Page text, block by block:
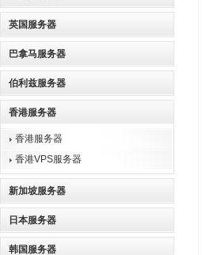
英国服务器
巴拿马服务器
伯利兹服务器
香港服务器
香港服务器
香港VPS服务器
新加坡服务器
日本服务器
韩国服务器